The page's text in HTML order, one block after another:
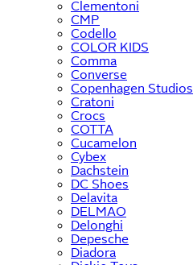
Clementoni
CMP
Codello
COLOR KIDS
Comma
Converse
Copenhagen Studios
Cratoni
Crocs
COTTA
Cucamelon
Cybex
Dachstein
DC Shoes
Delavita
DELMAO
Delonghi
Depesche
Diadora